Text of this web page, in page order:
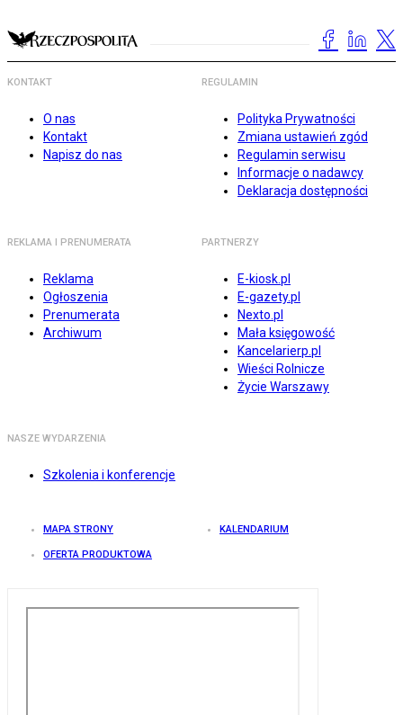
KONTAKT
O nas
Kontakt
Napisz do nas
REGULAMIN
Polityka Prywatności
Zmiana ustawień zgód
Regulamin serwisu
Informacje o nadawcy
Deklaracja dostępności
REKLAMA I PRENUMERATA
Reklama
Ogłoszenia
Prenumerata
Archiwum
PARTNERZY
E-kiosk.pl
E-gazety.pl
Nexto.pl
Mała księgowość
Kancelarierp.pl
Wieści Rolnicze
Życie Warszawy
NASZE WYDARZENIA
Szkolenia i konferencje
MAPA STRONY KALENDARIUM
OFERTA PRODUKTOWA